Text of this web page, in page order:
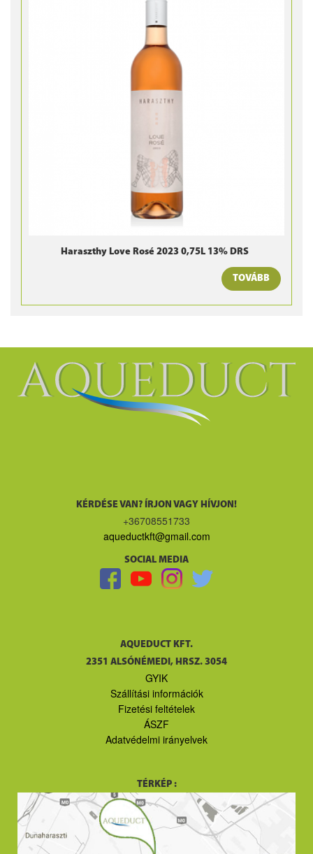
Haraszthy Love Rosé 2023 0,75L 13% DRS
TOVÁBB
KÉRDÉSE VAN? ÍRJON VAGY HÍVJON!
+36708551733
aqueductkft@gmail.com
SOCIAL MEDIA
AQUEDUCT KFT.
2351 ALSÓNÉMEDI, HRSZ. 3054
GYIK
Szállítási információk
Fizetési feltételek
ÁSZF
Adatvédelmi irányelvek
TÉRKÉP :